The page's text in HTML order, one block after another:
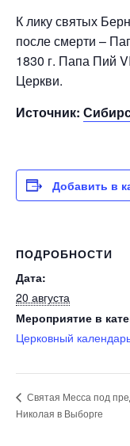
К лику святых
после смерти –
1830 г. Папа Пий
Церкви.
Источник:
Добавить в
ПОДРОБНОСТИ
Дата:
20 августа
Мероприятие в
Церковный
Святая Месса под
Николая в Выборге